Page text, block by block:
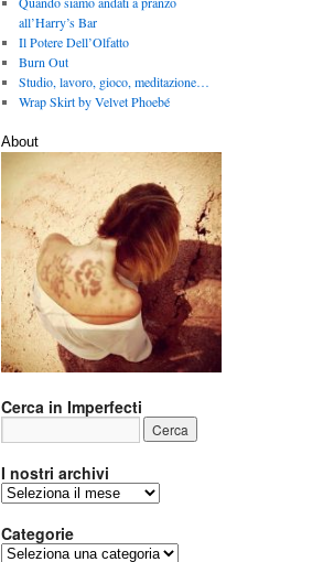
all’Harry’s Bar
Il Potere Dell’Olfatto
Burn Out
Studio, lavoro, gioco, meditazione…
Wrap Skirt by Velvet Phoebé
About
Cerca in Imperfecti
I nostri archivi
archivi
Categorie
Categorie